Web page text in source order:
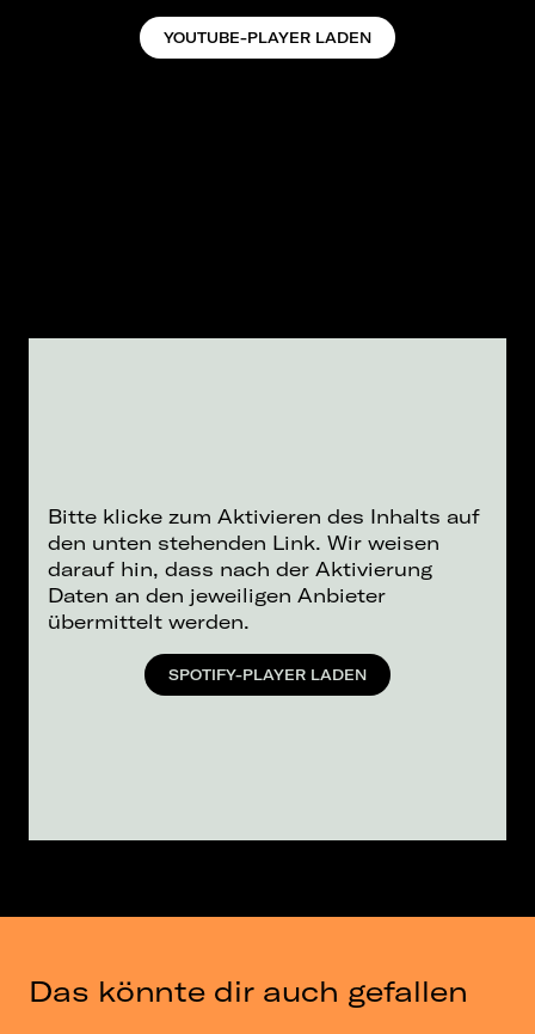
YOUTUBE-PLAYER LADEN
Bitte klicke zum Aktivieren des Inhalts auf
den unten stehenden Link. Wir weisen
darauf hin, dass nach der Aktivierung
Daten an den jeweiligen Anbieter
übermittelt werden.
SPOTIFY-PLAYER LADEN
Das könnte dir auch gefallen